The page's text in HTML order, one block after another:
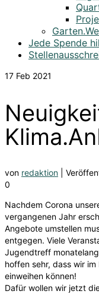
Jede Spende
17 Feb 2021
von redaktion
0
Nachdem Corona
vergangenen Jahr
Angebote umstellen
entgegen. Viele
Jugendtreff
hoffen sehr, dass wir
einweihen können!
Dafür wollen wir jetzt